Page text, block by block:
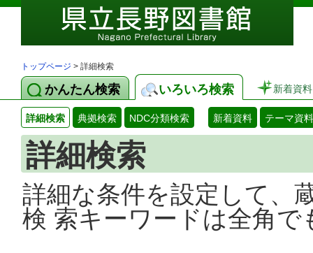
トップページ > 詳細検索
かんたん検索 いろいろ検索 新着資料
詳細検索 典拠検索 NDC分類検索 新着資料 テーマ資料
詳細検索
詳細な条件を設定して、
検 索キーワードは全角